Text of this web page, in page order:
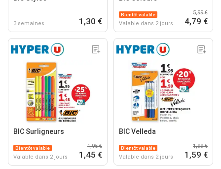
3 semaines 1,30 €
Bientôt valable
Valable dans 2 jours
5,99 €
4,79 €
BIC Surligneurs
Bientôt valable
Valable dans 2 jours
1,95 €
1,45 €
BIC Velleda
Bientôt valable
Valable dans 2 jours
1,99 €
1,59 €